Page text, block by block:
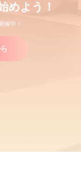
めよう！
催中！